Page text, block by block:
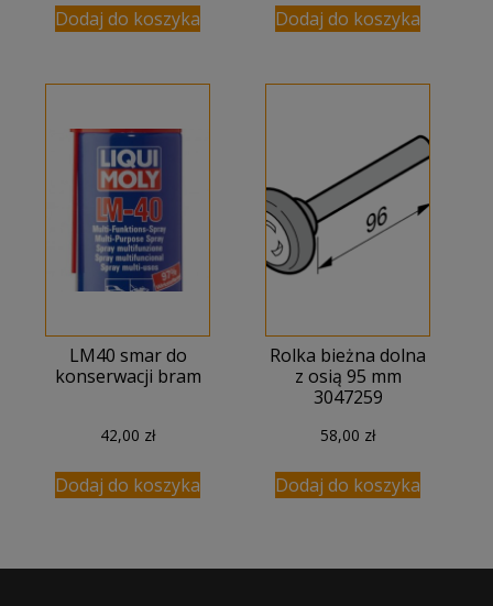
wynosiła:
831,00 zł.
wynosi:
765,00 zł.
Dodaj do koszyka Dodaj do koszyka
LM40 smar do
konserwacji bram
42,00 zł
Dodaj do koszyka
Rolka bieżna dolna
z osią 95 mm
3047259
58,00 zł
Dodaj do koszyka